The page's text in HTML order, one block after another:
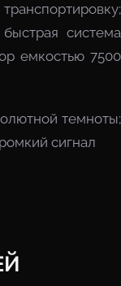
система
емкостью 7500
темноты;
сигнал